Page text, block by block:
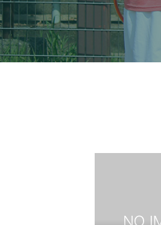
お問い合わせ